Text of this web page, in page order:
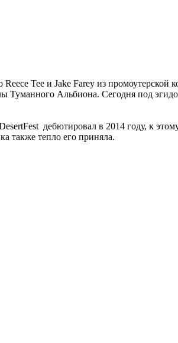
Tee и Jake Farey из промоутерской
Туманного Альбиона. Сегодня под
дебютировал в 2014 году, к
также тепло его приняла.